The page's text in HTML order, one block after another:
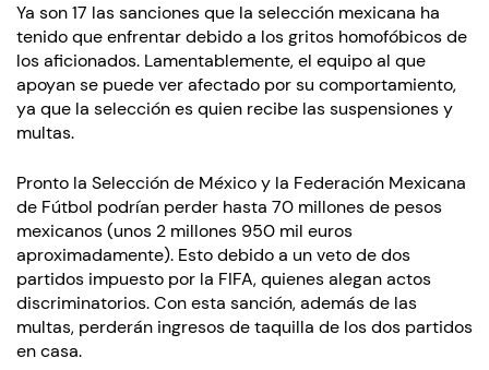
Ya son 17 las sanciones que la selección mexicana ha
tenido que enfrentar debido a los gritos homofóbicos de
los aficionados. Lamentablemente, el equipo al que
apoyan se puede ver afectado por su comportamiento,
ya que la selección es quien recibe las suspensiones y
multas.
Pronto la Selección de México y la Federación Mexicana
de Fútbol podrían perder hasta 70 millones de pesos
mexicanos (unos 2 millones 950 mil euros
aproximadamente). Esto debido a un veto de dos
partidos impuesto por la FIFA, quienes alegan actos
discriminatorios. Con esta sanción, además de las
multas, perderán ingresos de taquilla de los dos partidos
en casa.